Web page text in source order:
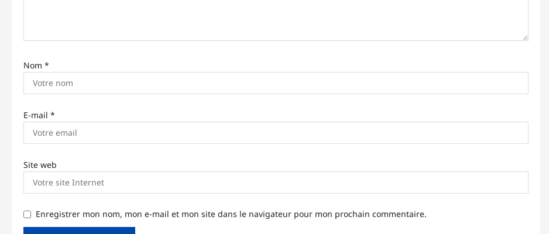
i
c
l
Nom *
E-mail *
Site web
Enregistrer mon nom, mon e-mail et mon site dans le navigateur pour mon prochain commentaire.